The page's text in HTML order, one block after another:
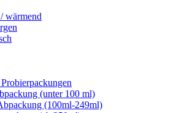
wärmend
Probierpackungen
(unter 100 ml)
(100ml-249ml)